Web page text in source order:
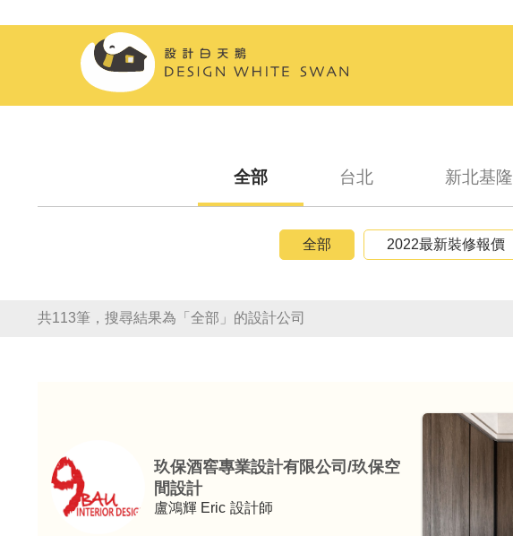
全部 台北 新北基隆
全部 2022最新裝修報價
共113筆，搜尋結果為「全部」的設計公司
玖保酒窖專業設計有限公司/玖保空
間設計
盧鴻輝 Eric 設計師